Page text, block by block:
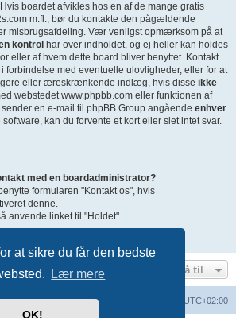
at sikre du får den bedste
Lær mere
OK!
boardet afvikles hos en af de mange gratis
m.fl., bør du kontakte den pågældende
misbrugsafdeling. Vær venligst opmærksom på at
kontrol har over indholdet, og ej heller kan holdes
eller af hvem dette board bliver benyttet. Kontakt
forbindelse med eventuelle ulovligheder, eller for at
eller æreskrænkende indlæg, hvis disse ikke
webstedet www.phpbb.com eller funktionen af
en e-mail til phpBB Group angående enhver
kan du forvente et kort eller slet intet svar.
med en boardadministrator?
formularen "Kontakt os", hvis
denne.
anvende linket til "Holdet".
Gå til
UTC+02:00
Slet cookies